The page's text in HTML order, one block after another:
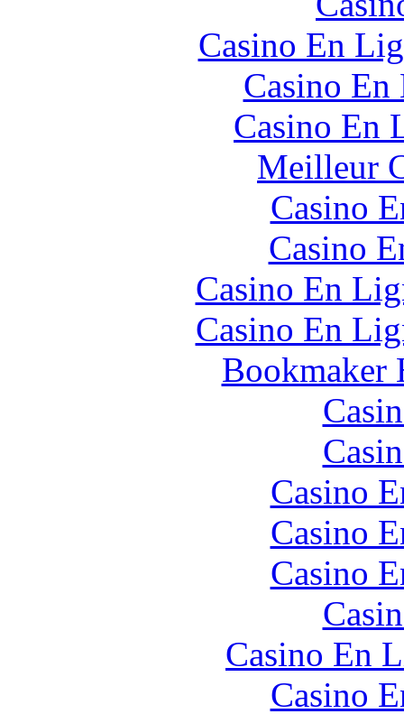
Casino En
Casino
Casino En
Meilleur
Casino
Casino
Casino En
Casino En
Bookmaker
Casino
Casino
Casino
Casino En
Casino